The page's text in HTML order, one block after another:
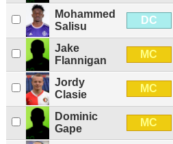
Mohammed
Salisu
DC
Jake
Flannigan
MC
Jordy
Clasie
MC
Dominic
Gape
MC